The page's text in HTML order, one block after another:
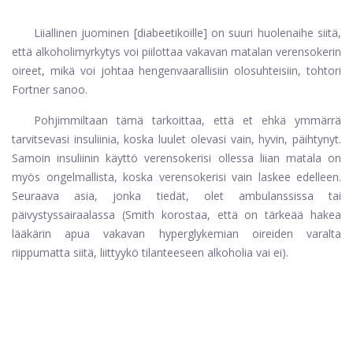
Liiallinen juominen [diabeetikoille] on suuri huolenaihe siitä,
että alkoholimyrkytys voi piilottaa vakavan matalan verensokerin
oireet, mikä voi johtaa hengenvaarallisiin olosuhteisiin, tohtori
Fortner sanoo.
Pohjimmiltaan tämä tarkoittaa, että et ehkä ymmärrä
tarvitsevasi insuliinia, koska luulet olevasi vain, hyvin, päihtynyt.
Samoin insuliinin käyttö verensokerisi ollessa liian matala on
myös ongelmallista, koska verensokerisi vain laskee edelleen.
Seuraava asia, jonka tiedät, olet ambulanssissa tai
päivystyssairaalassa (Smith korostaa, että on tärkeää hakea
lääkärin apua vakavan hyperglykemian oireiden varalta
riippumatta siitä, liittyykö tilanteeseen alkoholia vai ei).